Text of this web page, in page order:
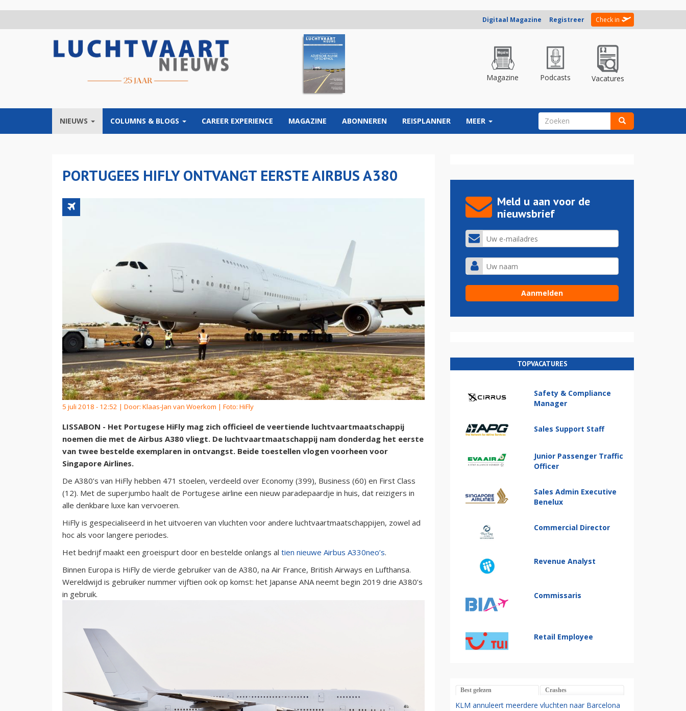
Digitaal Magazine Registreer Check in
Magazine Podcasts Vacatures
NIEUWS COLUMNS & BLOGS CAREER EXPERIENCE MAGAZINE ABONNEREN REISPLANNER MEER ZOEKVELD
PORTUGEES HIFLY ONTVANGT EERSTE AIRBUS A380
5 juli 2018 - 12:52 | Door: Klaas-Jan van Woerkom | Foto: HiFly
LISSABON - Het Portugese HiFly mag zich officieel de veertiende luchtvaartmaatschappij
noemen die met de Airbus A380 vliegt. De luchtvaartmaatschappij nam donderdag het eerste
van twee bestelde exemplaren in ontvangst. Beide toestellen vlogen voorheen voor
Singapore Airlines.
De A380’s van HiFly hebben 471 stoelen, verdeeld over Economy (399), Business (60) en First Class
(12). Met de superjumbo haalt de Portugese airline een nieuw paradepaardje in huis, dat reizigers in
alle denkbare luxe kan vervoeren.
HiFly is gespecialiseerd in het uitvoeren van vluchten voor andere luchtvaartmaatschappijen, zowel ad
hoc als voor langere periodes.
Het bedrijf maakt een groeispurt door en bestelde onlangs al tien nieuwe Airbus A330neo’s.
Binnen Europa is HiFly de vierde gebruiker van de A380, na Air France, British Airways en Lufthansa.
Wereldwijd is gebruiker nummer vijftien ook op komst: het Japanse ANA neemt begin 2019 drie A380’s
in gebruik.
Meld u aan voor de
nieuwsbrief
TOPVACATURES
Safety & Compliance
Manager
Sales Support Staff
Junior Passenger Traffic
Officer
Sales Admin Executive
Benelux
Commercial Director
Revenue Analyst
Commissaris
Retail Employee
Best gelezen Crashes
KLM annuleert meerdere vluchten naar Barcelona